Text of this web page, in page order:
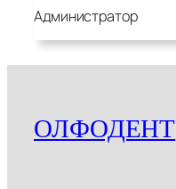
Администратор
ОЛФОДЕНТ